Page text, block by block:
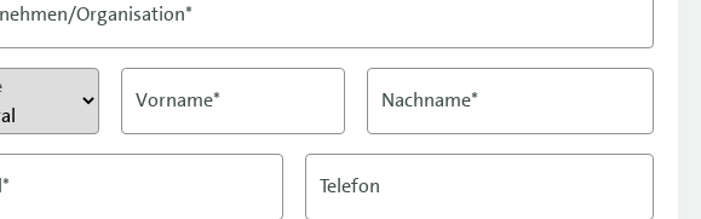
Organisation*
Vorname* Nachname*
Telefon